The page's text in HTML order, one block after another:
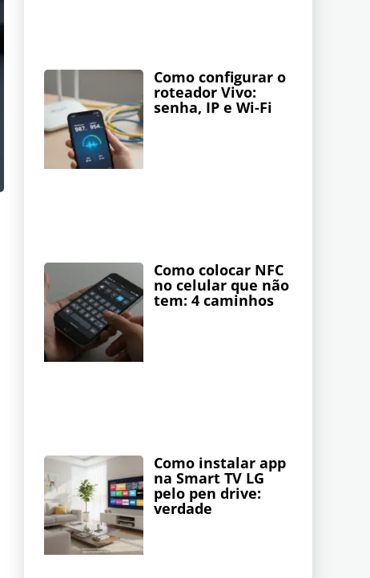
Como configurar o
roteador Vivo:
senha, IP e Wi-Fi
Como colocar NFC
no celular que não
tem: 4 caminhos
Como instalar app
na Smart TV LG
pelo pen drive:
verdade